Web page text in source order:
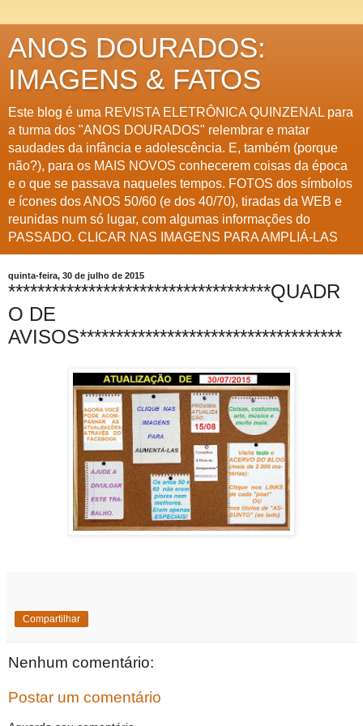
ANOS DOURADOS:
IMAGENS & FATOS
Este blog é uma REVISTA ELETRÔNICA QUINZENAL para
a turma dos "ANOS DOURADOS" relembrar e matar
saudades da infância e adolescência. E, também (porque
não?), para os MAIS NOVOS conhecerem coisas da época
e o que se passava naqueles tempos. FOTOS dos símbolos
e ícones dos ANOS 50/60 (e dos 40/70), tiradas da WEB e
reunidas num só lugar, com algumas informações do
PASSADO. CLICAR NAS IMAGENS PARA AMPLIÁ-LAS
quinta-feira, 30 de julho de 2015
************************************QUADR
O DE
AVISOS************************************
Compartilhar
Nenhum comentário:
Postar um comentário